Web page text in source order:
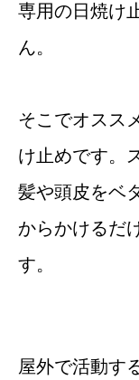
専用の日焼け
ん。
そこでオスス
け止めです。
髪や頭皮をベ
からかけるだ
す。
屋外で活動す